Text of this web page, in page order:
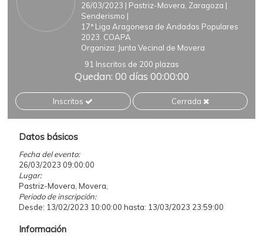
26/03/2023 | Pastriz-Movera, Zaragoza |
Senderismo |
17ª Liga Aragonesa de Andadas Populares
2023. COAPA
Organiza: Junta Vecinal de Movera
91 Inscritos de 200 plazas
Quedan: 00 días 00:00:00
Inscritos Cerrada
Datos básicos
Fecha del evento:
26/03/2023 09:00:00
Lugar:
Pastriz-Movera, Movera,
Periodo de inscripción:
Desde: 13/02/2023 10:00:00 hasta: 13/03/2023 23:59:00
Información